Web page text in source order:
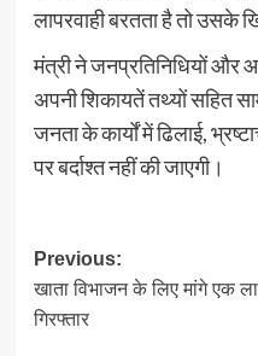
लापरवाही बरतता है तो उसके
मंत्री ने जनप्रतिनिधियों और
अपनी शिकायतें तथ्यों सहित
जनता के कार्यों में ढिलाई,
पर बर्दाश्त नहीं की जाएगी।
Post
navigation
Previous:
खाता विभाजन के लिए मांगे एक
गिरफ्तार